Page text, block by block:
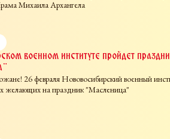
Михаила Архангела
военном институте пройдет
26 февраля Нововосибирский военный
желающих на праздник "Масленица"